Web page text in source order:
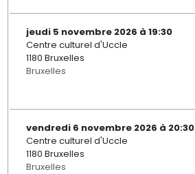
jeudi 5 novembre 2026 à 19:30
Centre culturel d'Uccle
1180 Bruxelles
Bruxelles
vendredi 6 novembre 2026 à 20:30
Centre culturel d'Uccle
1180 Bruxelles
Bruxelles